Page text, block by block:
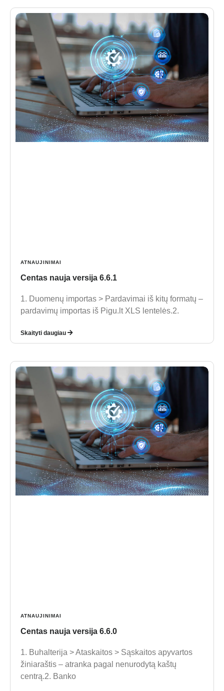
ATNAUJINIMAI
Centas nauja versija 6.6.1
1. Duomenų importas > Pardavimai iš kitų formatų –
pardavimų importas iš Pigu.lt XLS lentelės.2.
Skaityti daugiau
ATNAUJINIMAI
Centas nauja versija 6.6.0
1. Buhalterija > Ataskaitos > Sąskaitos apyvartos
žiniaraštis – atranka pagal nenurodytą kaštų
centrą.2. Banko